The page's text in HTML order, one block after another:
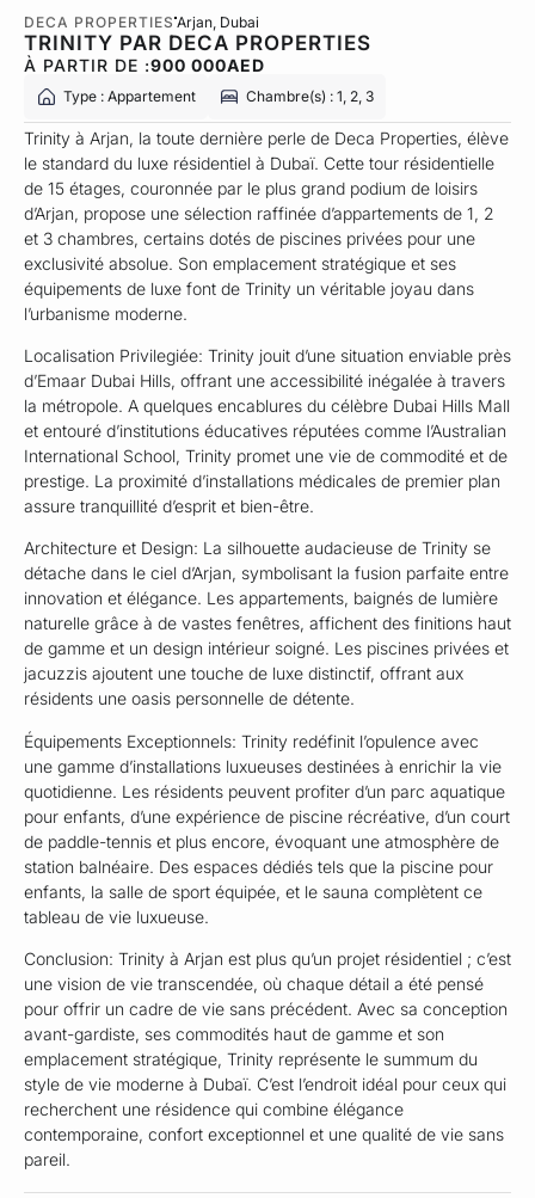
DECA PROPERTIES Arjan , Dubai
TRINITY PAR DECA PROPERTIES
À PARTIR DE :900 000AED
Type : Appartement Chambre(s) : 1, 2, 3
Trinity à Arjan, la toute dernière perle de Deca Properties, élève
le standard du luxe résidentiel à Dubaï. Cette tour résidentielle
de 15 étages, couronnée par le plus grand podium de loisirs
d’Arjan, propose une sélection raffinée d’appartements de 1, 2
et 3 chambres, certains dotés de piscines privées pour une
exclusivité absolue. Son emplacement stratégique et ses
équipements de luxe font de Trinity un véritable joyau dans
l’urbanisme moderne.
Localisation Privilegiée: Trinity jouit d’une situation enviable près
d’Emaar Dubai Hills, offrant une accessibilité inégalée à travers
la métropole. A quelques encablures du célèbre Dubai Hills Mall
et entouré d’institutions éducatives réputées comme l’Australian
International School, Trinity promet une vie de commodité et de
prestige. La proximité d’installations médicales de premier plan
assure tranquillité d’esprit et bien-être.
Architecture et Design: La silhouette audacieuse de Trinity se
détache dans le ciel d’Arjan, symbolisant la fusion parfaite entre
innovation et élégance. Les appartements, baignés de lumière
naturelle grâce à de vastes fenêtres, affichent des finitions haut
de gamme et un design intérieur soigné. Les piscines privées et
jacuzzis ajoutent une touche de luxe distinctif, offrant aux
résidents une oasis personnelle de détente.
Équipements Exceptionnels: Trinity redéfinit l’opulence avec
une gamme d’installations luxueuses destinées à enrichir la vie
quotidienne. Les résidents peuvent profiter d’un parc aquatique
pour enfants, d’une expérience de piscine récréative, d’un court
de paddle-tennis et plus encore, évoquant une atmosphère de
station balnéaire. Des espaces dédiés tels que la piscine pour
enfants, la salle de sport équipée, et le sauna complètent ce
tableau de vie luxueuse.
Conclusion: Trinity à Arjan est plus qu’un projet résidentiel ; c’est
une vision de vie transcendée, où chaque détail a été pensé
pour offrir un cadre de vie sans précédent. Avec sa conception
avant-gardiste, ses commodités haut de gamme et son
emplacement stratégique, Trinity représente le summum du
style de vie moderne à Dubaï. C’est l’endroit idéal pour ceux qui
recherchent une résidence qui combine élégance
contemporaine, confort exceptionnel et une qualité de vie sans
pareil.